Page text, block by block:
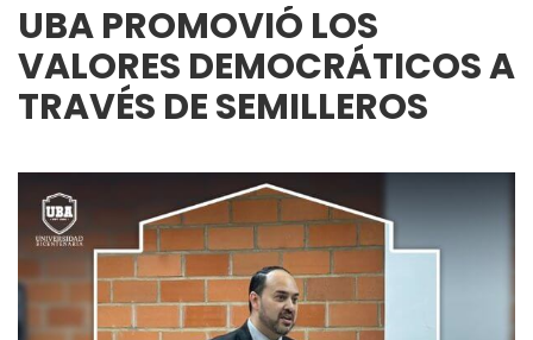
UBA PROMOVIÓ LOS
VALORES DEMOCRÁTICOS A
TRAVÉS DE SEMILLEROS